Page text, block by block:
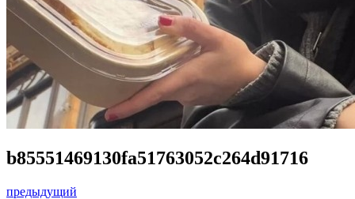
b85551469130fa51763052c264d91716
предыдущий